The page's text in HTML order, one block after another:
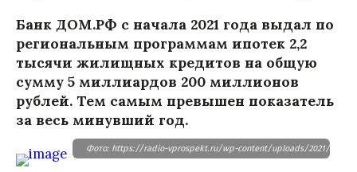
Банк ДОМ.РФ с начала 2021 года выдал по
региональным программам ипотек 2,2
тысячи жилищных кредитов на общую
сумму 5 миллиардов 200 миллионов
рублей. Тем самым превышен показатель
за весь минувший год.
Фото: https://radio-vprospekt.ru/wp-content/uploads/2021/02/